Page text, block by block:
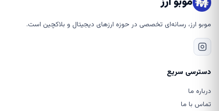
موبو ارز، رسانه‌ای تخصصی در حوزه ارزهای دیجیتال و بلاکچین است.
دسترسی سریع
درباره ما
تماس با ما